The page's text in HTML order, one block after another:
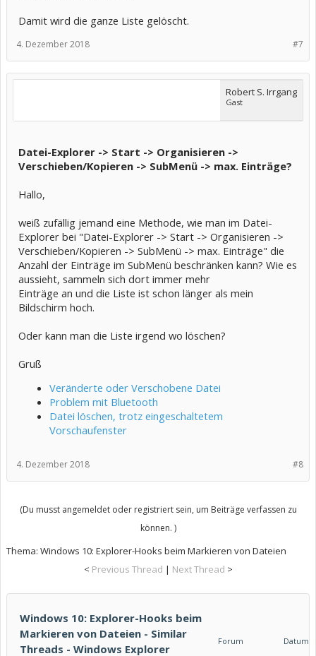
Damit wird die ganze Liste gelöscht.
#7
4. Dezember 2018
Robert S. Irrgang
Gast
Datei-Explorer -> Start -> Organisieren ->
Verschieben/Kopieren -> SubMenü -> max. Einträge?
Hallo,
weiß zufällig jemand eine Methode, wie man im Datei-
Explorer bei "Datei-Explorer -> Start -> Organisieren ->
Verschieben/Kopieren -> SubMenü -> max. Einträge" die
Anzahl der Einträge im SubMenü beschränken kann? Wie es
aussieht, sammeln sich dort immer mehr
Einträge an und die Liste ist schon länger als mein
Bildschirm hoch.
Oder kann man die Liste irgend wo löschen?
Gruß
Veränderte oder Verschobene Datei
Problem mit Bluetooth
Datei löschen, trotz eingeschaltetem
Vorschaufenster
#8
4. Dezember 2018
(Du musst angemeldet oder registriert sein, um Beiträge verfassen zu
können. )
Thema: Windows 10: Explorer-Hooks beim Markieren von Dateien
< Previous Thread | Next Thread >
Windows 10: Explorer-Hooks beim
Markieren von Dateien - Similar
Threads - Windows Explorer
Forum Datum